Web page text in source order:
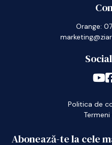
Orange:
Politica de
Abonează-te la cele